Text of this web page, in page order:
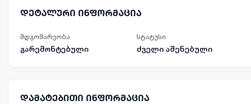
დეტალური ინფორმაცია
მდგომარეობა
გარემონტებული
სტატუსი
ძველი აშენებული
დამატებითი ინფორმაცია